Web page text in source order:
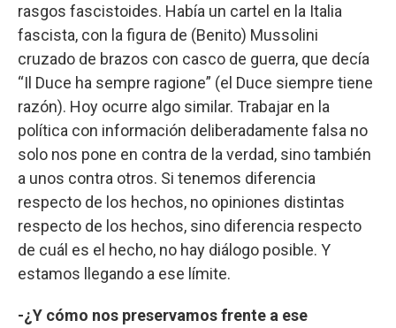
rasgos fascistoides. Había un cartel en la Italia
fascista, con la figura de (Benito) Mussolini
cruzado de brazos con casco de guerra, que decía
“Il Duce ha sempre ragione” (el Duce siempre tiene
razón). Hoy ocurre algo similar. Trabajar en la
política con información deliberadamente falsa no
solo nos pone en contra de la verdad, sino también
a unos contra otros. Si tenemos diferencia
respecto de los hechos, no opiniones distintas
respecto de los hechos, sino diferencia respecto
de cuál es el hecho, no hay diálogo posible. Y
estamos llegando a ese límite.
-¿Y cómo nos preservamos frente a ese